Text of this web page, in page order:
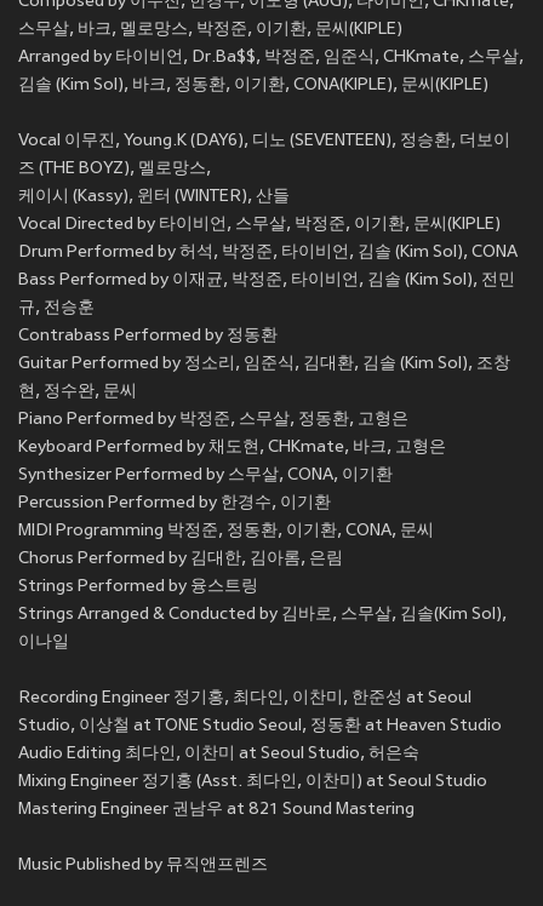
스무살, 바크, 멜로망스, 박정준, 이기환, 문씨(KIPLE)
Arranged by 타이비언, Dr.Ba$$, 박정준, 임준식, CHKmate, 스무살,
김솔 (Kim Sol), 바크, 정동환, 이기환, CONA(KIPLE), 문씨(KIPLE)
Vocal 이무진, Young.K (DAY6), 디노 (SEVENTEEN), 정승환, 더보이
즈 (THE BOYZ), 멜로망스,
케이시 (Kassy), 윈터 (WINTER), 산들
Vocal Directed by 타이비언, 스무살, 박정준, 이기환, 문씨(KIPLE)
Drum Performed by 허석, 박정준, 타이비언, 김솔 (Kim Sol), CONA
Bass Performed by 이재균, 박정준, 타이비언, 김솔 (Kim Sol), 전민
규, 전승훈
Contrabass Performed by 정동환
Guitar Performed by 정소리, 임준식, 김대환, 김솔 (Kim Sol), 조창
현, 정수완, 문씨
Piano Performed by 박정준, 스무살, 정동환, 고형은
Keyboard Performed by 채도현, CHKmate, 바크, 고형은
Synthesizer Performed by 스무살, CONA, 이기환
Percussion Performed by 한경수, 이기환
MIDI Programming 박정준, 정동환, 이기환, CONA, 문씨
Chorus Performed by 김대한, 김아롬, 은림
Strings Performed by 융스트링
Strings Arranged & Conducted by 김바로, 스무살, 김솔(Kim Sol),
이나일
Recording Engineer 정기홍, 최다인, 이찬미, 한준성 at Seoul
Studio, 이상철 at TONE Studio Seoul, 정동환 at Heaven Studio
Audio Editing 최다인, 이찬미 at Seoul Studio, 허은숙
Mixing Engineer 정기홍 (Asst. 최다인, 이찬미) at Seoul Studio
Mastering Engineer 권남우 at 821 Sound Mastering
Music Published by 뮤직앤프렌즈